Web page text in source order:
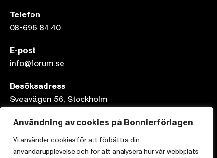
Användning av cookies på Bonnierförlagen
Vi använder cookies för att förbättra din
användarupplevelse och för att analysera hur vår webbplats
Telefon
08-696 84 40
E-post
info@forum.se
Besöksadress
Sveavägen 56, Stockholm
Postadress
Box 3159, 103 63 Stockholm